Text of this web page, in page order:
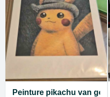
Peinture pikachu van gogh